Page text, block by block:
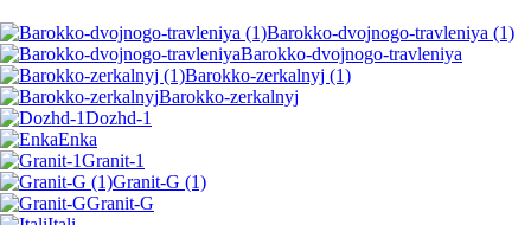
Barokko-dvojnogo-travleniya (1)
Barokko-dvojnogo-travleniya
Barokko-zerkalnyj (1)
Barokko-zerkalnyj
Dozhd-1
Enka
Granit-1
Granit-G (1)
Granit-G